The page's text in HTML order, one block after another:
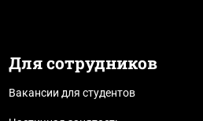
Для сотрудников
Вакансии для студентов